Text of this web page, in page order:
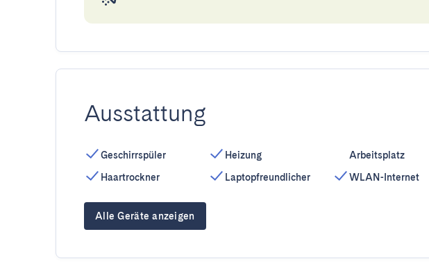
Ausstattung
Geschirrspüler
Haartrockner
Heizung
Laptopfreundlicher
Arbeitsplatz
WLAN-Internet
Alle Geräte anzeigen